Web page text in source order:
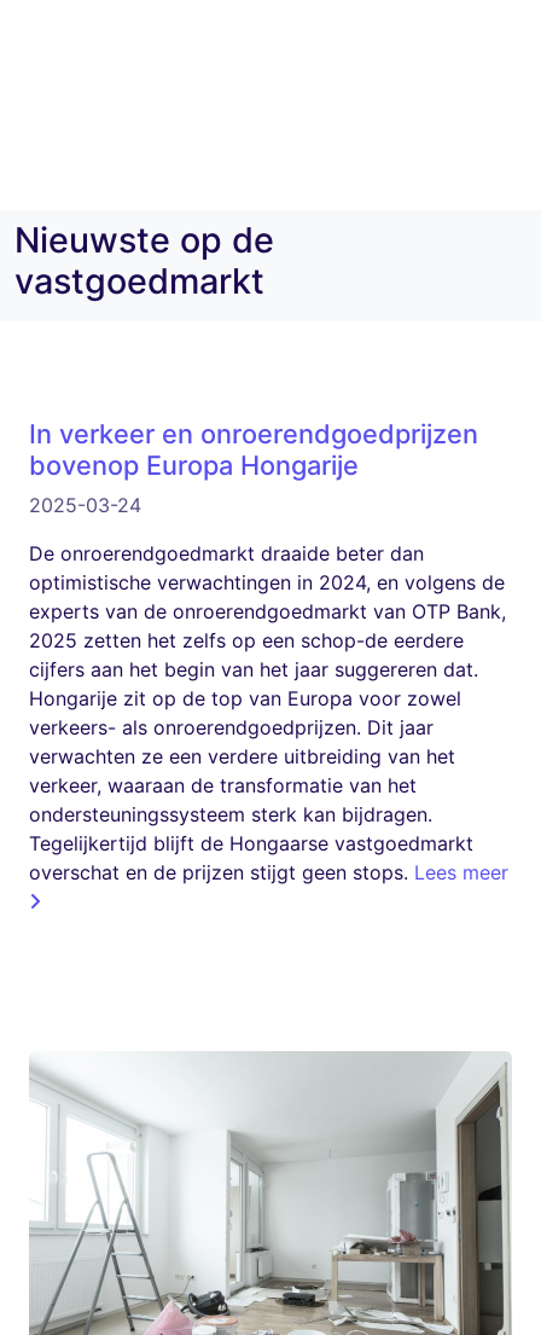
Nieuwste op de
vastgoedmarkt
In verkeer en onroerendgoedprijzen
bovenop Europa Hongarije
2025-03-24
De onroerendgoedmarkt draaide beter dan
optimistische verwachtingen in 2024, en volgens de
experts van de onroerendgoedmarkt van OTP Bank,
2025 zetten het zelfs op een schop-de eerdere
cijfers aan het begin van het jaar suggereren dat.
Hongarije zit op de top van Europa voor zowel
verkeers- als onroerendgoedprijzen. Dit jaar
verwachten ze een verdere uitbreiding van het
verkeer, waaraan de transformatie van het
ondersteuningssysteem sterk kan bijdragen.
Tegelijkertijd blijft de Hongaarse vastgoedmarkt
overschat en de prijzen stijgt geen stops. Lees meer